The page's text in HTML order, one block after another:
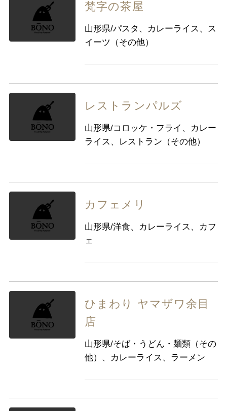
梵字の茶屋
山形県/パスタ、カレーライス、ス
イーツ（その他）
レストランパルズ
山形県/コロッケ・フライ、カレー
ライス、レストラン（その他）
カフェメリ
山形県/洋食、カレーライス、カフ
ェ
ひまわり ヤマザワ余目
店
山形県/そば・うどん・麺類（その
他）、カレーライス、ラーメン